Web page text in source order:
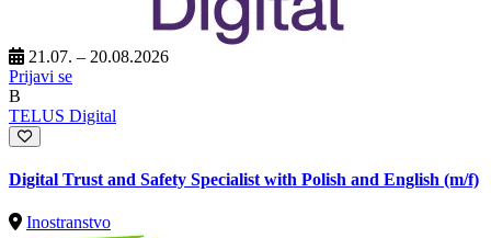
21.07. – 20.08.2026
Prijavi se
B
TELUS Digital
Digital Trust and Safety Specialist with Polish and English (m/f)
Inostranstvo